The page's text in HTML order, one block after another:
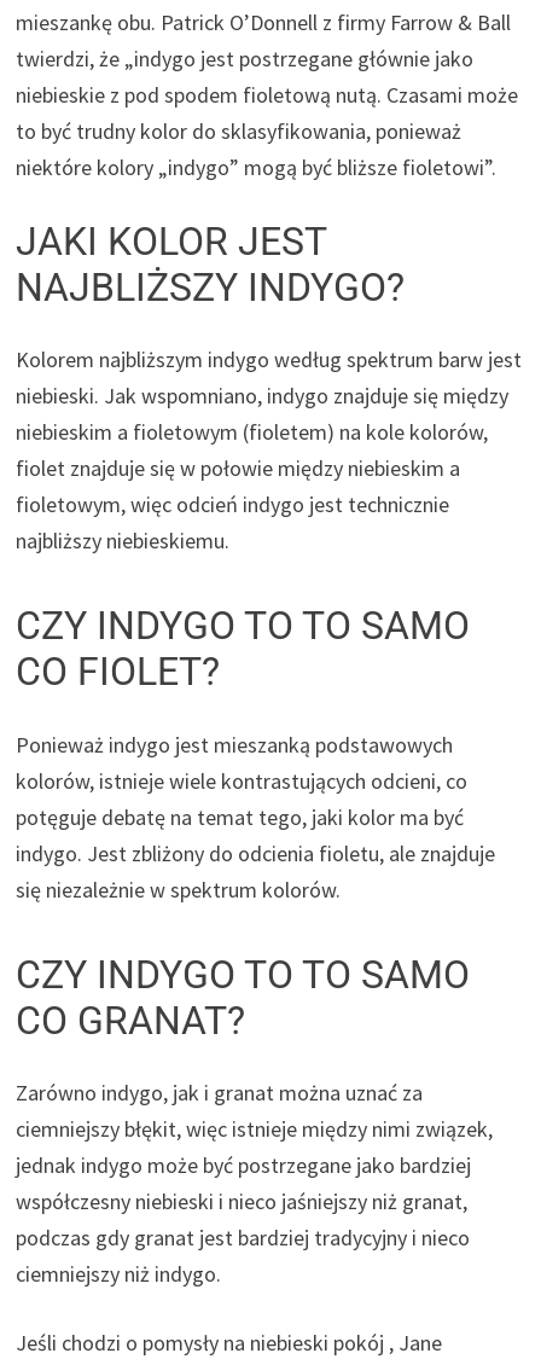
mieszankę obu. Patrick O’Donnell z firmy Farrow & Ball
twierdzi, że „indygo jest postrzegane głównie jako
niebieskie z pod spodem fioletową nutą. Czasami może
to być trudny kolor do sklasyfikowania, ponieważ
niektóre kolory „indygo” mogą być bliższe fioletowi”.
JAKI KOLOR JEST
NAJBLIŻSZY INDYGO?
Kolorem najbliższym indygo według spektrum barw jest
niebieski. Jak wspomniano, indygo znajduje się między
niebieskim a fioletowym (fioletem) na kole kolorów,
fiolet znajduje się w połowie między niebieskim a
fioletowym, więc odcień indygo jest technicznie
najbliższy niebieskiemu.
CZY INDYGO TO TO SAMO
CO FIOLET?
Ponieważ indygo jest mieszanką podstawowych
kolorów, istnieje wiele kontrastujących odcieni, co
potęguje debatę na temat tego, jaki kolor ma być
indygo. Jest zbliżony do odcienia fioletu, ale znajduje
się niezależnie w spektrum kolorów.
CZY INDYGO TO TO SAMO
CO GRANAT?
Zarówno indygo, jak i granat można uznać za
ciemniejszy błękit, więc istnieje między nimi związek,
jednak indygo może być postrzegane jako bardziej
współczesny niebieski i nieco jaśniejszy niż granat,
podczas gdy granat jest bardziej tradycyjny i nieco
ciemniejszy niż indygo.
Jeśli chodzi o pomysły na niebieski pokój , Jane